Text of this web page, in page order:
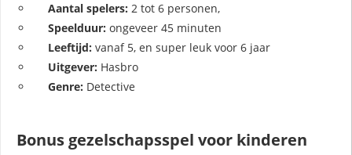
Aantal spelers:2 tot 6 personen,
Speelduur:ongeveer 45 minuten
Leeftijd:vanaf 5, en super leuk voor 6 jaar
Uitgever: Hasbro
Genre: Detective
Bonus gezelschapsspel voor kinderen